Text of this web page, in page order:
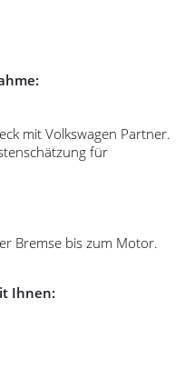
mit Volkswagen Partner.
für
Bremse bis zum Motor.
Ihnen: